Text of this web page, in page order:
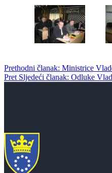
Prethodni članak: Ministrice
Pret Sljedeći članak: Odluke